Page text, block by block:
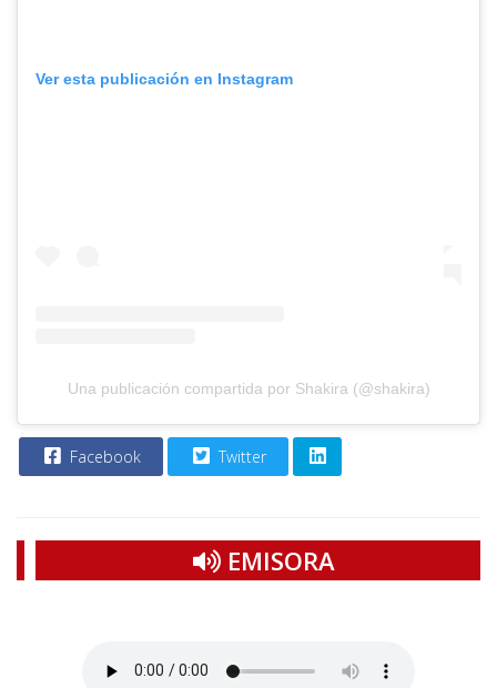
Ver esta publicación en Instagram
Una publicación compartida por Shakira (@shakira)
Facebook Twitter
EMISORA